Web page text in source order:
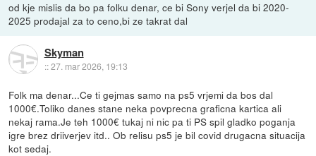
od kje mislis da bo pa folku denar, ce bi Sony verjel da bi 2020-
2025 prodajal za to ceno,bi ze takrat dal
Skyman
::27. mar 2026, 19:13
Folk ma denar...Ce ti gejmas samo na ps5 vrjemi da bos dal
1000€.Toliko danes stane neka povprecna graficna kartica ali
nekaj rama.Je teh 1000€ tukaj ni nic pa ti PS spil gladko poganja
igre brez driiverjev itd.. Ob relisu ps5 je bil covid drugacna situacija
kot sedaj.